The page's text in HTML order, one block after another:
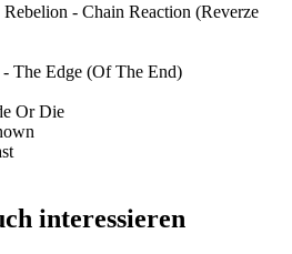
- Chain Reaction (Reverze
The Edge (Of The End)
Or Die
interessieren